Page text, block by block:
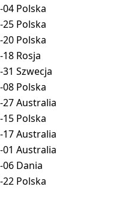
04 Polska
25 Polska
20 Polska
18 Rosja
Szwecja
08 Polska
27Australia
15 Polska
17Australia
Australia
06 Dania
22 Polska